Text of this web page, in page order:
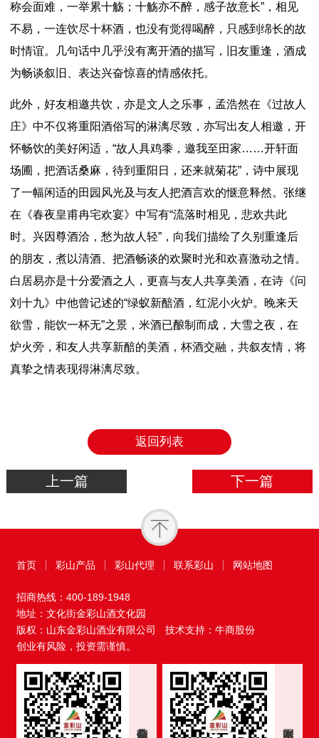
称会面难，一举累十觞；十觞亦不醉，感子故意长”，相见
不易，一连饮尽十杯酒，也没有觉得喝醉，只感到绵长的故
时情谊。几句话中几乎没有离开酒的描写，旧友重逢，酒成
为畅谈叙旧、表达兴奋惊喜的情感依托。
此外，好友相邀共饮，亦是文人之乐事，孟浩然在《过故人
庄》中不仅将重阳酒俗写的淋漓尽致，亦写出友人相邀，开
怀畅饮的美好闲适，“故人具鸡黍，邀我至田家……开轩面
场圃，把酒话桑麻，待到重阳日，还来就菊花”，诗中展现
了一幅闲适的田园风光及与友人把酒言欢的惬意释然。张继
在《春夜皇甫冉宅欢宴》中写有“流落时相见，悲欢共此
时。兴因尊酒洽，愁为故人轻”，向我们描绘了久别重逢后
的朋友，煮以清酒、把酒畅谈的欢聚时光和欢喜激动之情。
白居易亦是十分爱酒之人，更喜与友人共享美酒，在诗《问
刘十九》中他曾记述的“绿蚁新醅酒，红泥小火炉。晚来天
欲雪，能饮一杯无”之景，米酒已酿制而成，大雪之夜，在
炉火旁，和友人共享新醅的美酒，杯酒交融，共叙友情，将
真挚之情表现得淋漓尽致。
返回列表
上一篇 下一篇
首页 彩山产品 彩山代理 联系彩山 网站地图
招商热线： 400-189-1948
地址：文化街金彩山酒文化园
版权：山东金彩山酒业有限公司
技术支持：牛商股份
创业有风险，投资需谨慎。